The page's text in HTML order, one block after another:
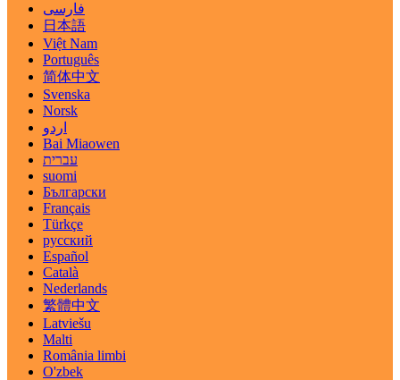
فارسی
日本語
Việt Nam
Português
简体中文
Svenska
Norsk
اردو
Bai Miaowen
עברית
suomi
Български
Français
Türkçe
русский
Español
Català
Nederlands
繁體中文
Latviešu
Malti
România limbi
O'zbek